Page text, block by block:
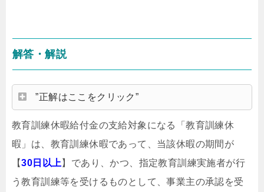
解答・解説
”正解はここをクリック”
教育訓練休暇給付金の支給対象になる「教育訓練休
暇」は、教育訓練休暇であって、当該休暇の期間が
【30日以上 】であり、かつ、指定教育訓練実施者が行
う教育訓練等を受けるものとして、事業主の承認を受